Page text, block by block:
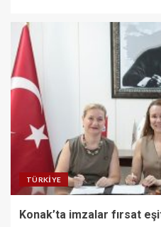
TÜRKIYE
Konak’ta imzalar fırsat